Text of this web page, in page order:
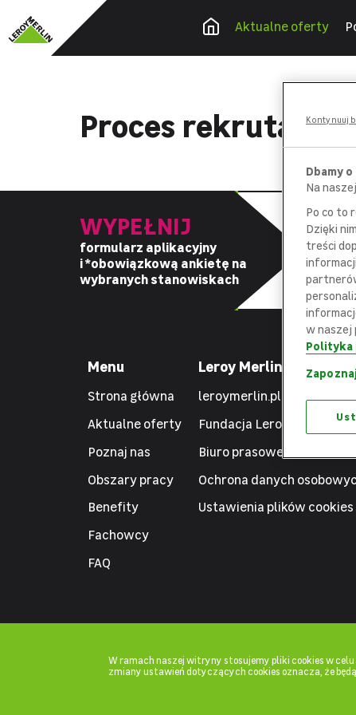
Aktualne oferty
Proces
WYPEŁNIJ
formularz aplikacyjny
i *obowiązkową ankietę na
wybranych stanowiskach
Menu
Strona główna
Aktualne oferty
Poznaj nas
Obszary pracy
Benefity
Fachowcy
FAQ
Leroy Merlin
leroymerlin.pl
Fundacja Leroy Merlin
Biuro prasowe
Ochrona danych
Ustawienia plików cookies
W ramach naszej witryny stosujemy pliki cookies w
zmiany ustawień dotyczących cookies oznacza, że
Dbamy
Na
Po co to
Dzięki
treści
w naszej
Polityka
Kontynuuj